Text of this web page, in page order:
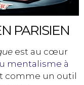
PARISIEN
est au cœur
mentalisme à
comme un outil